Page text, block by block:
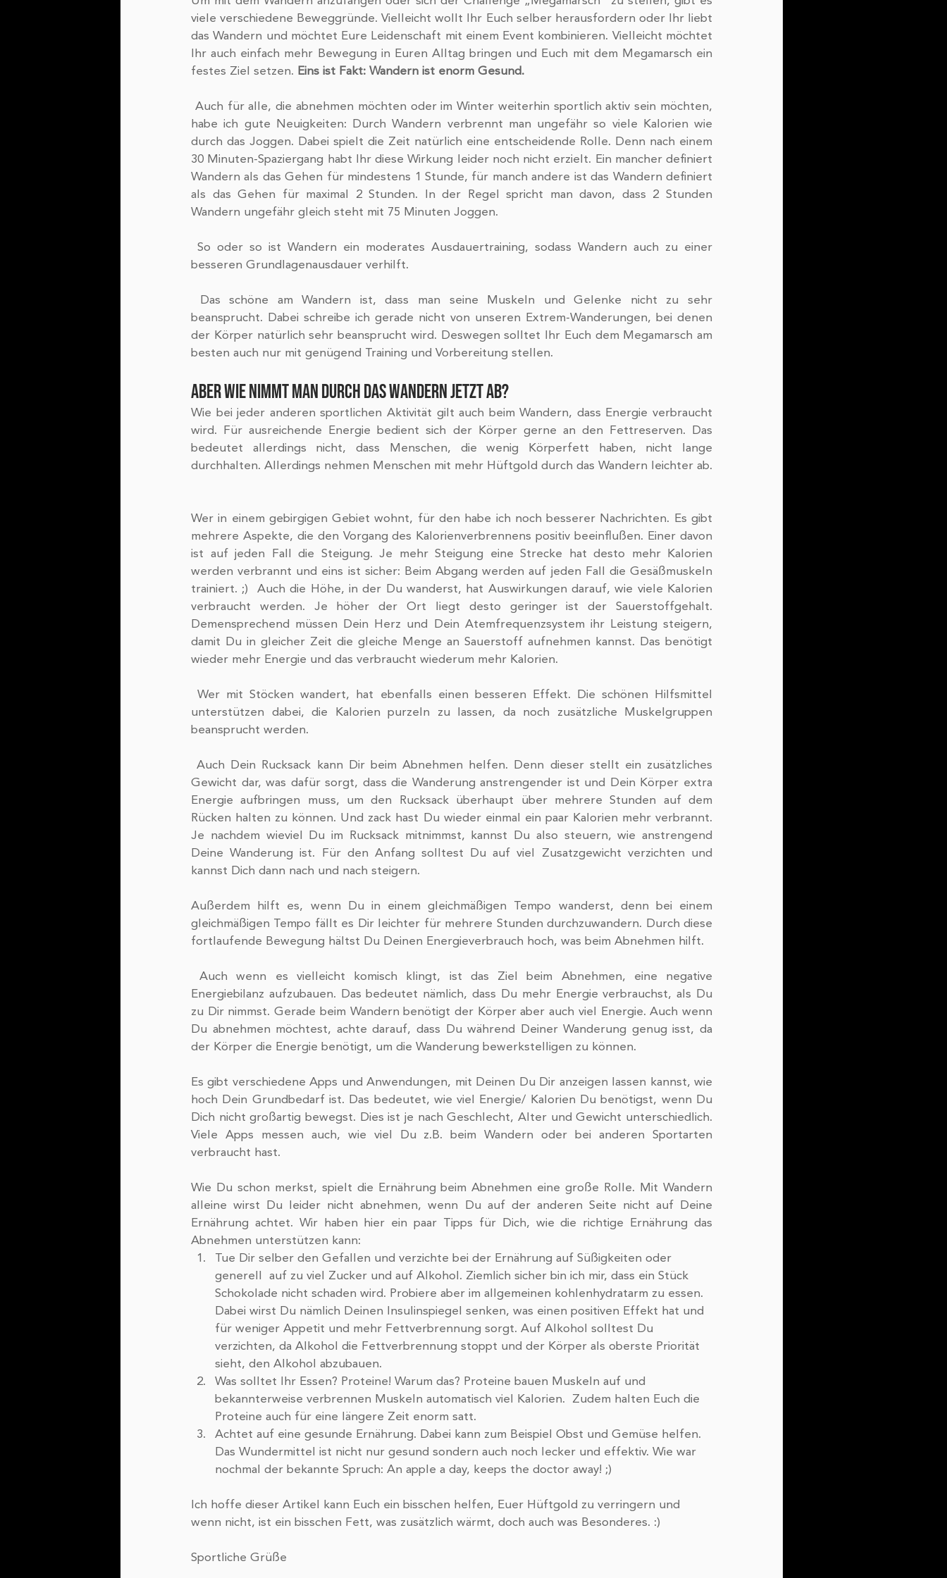
viele verschiedene Beweggründe. Vielleicht wollt Ihr Euch selber herausfordern oder Ihr liebt
das Wandern und möchtet Eure Leidenschaft mit einem Event kombinieren. Vielleicht möchtet
Ihr auch einfach mehr Bewegung in Euren Alltag bringen und Euch mit dem Megamarsch ein
festes Ziel setzen. Eins ist Fakt: Wandern ist enorm Gesund.
habe ich gute Neuigkeiten: Durch Wandern verbrennt man ungefähr so viele Kalorien wie
durch das Joggen. Dabei spielt die Zeit natürlich eine entscheidende Rolle. Denn nach einem
30 Minuten-Spaziergang habt Ihr diese Wirkung leider noch nicht erzielt. Ein mancher definiert
Wandern als das Gehen für mindestens 1 Stunde, für manch andere ist das Wandern definiert
als das Gehen für maximal 2 Stunden. In der Regel spricht man davon, dass 2 Stunden
Wandern ungefähr gleich steht mit 75 Minuten Joggen.
besseren Grundlagenausdauer verhilft.
beansprucht. Dabei schreibe ich gerade nicht von unseren Extrem-Wanderungen, bei denen
der Körper natürlich sehr beansprucht wird. Deswegen solltet Ihr Euch dem Megamarsch am
besten auch nur mit genügend Training und Vorbereitung stellen.
ABER WIE NIMMT MAN DURCH DAS WANDERN JETZT AB?
Wie bei jeder anderen sportlichen Aktivität gilt auch beim Wandern, dass Energie verbraucht
wird. Für ausreichende Energie bedient sich der Körper gerne an den Fettreserven. Das
bedeutet allerdings nicht, dass Menschen, die wenig Körperfett haben, nicht lange
durchhalten. Allerdings nehmen Menschen mit mehr Hüftgold durch das Wandern leichter ab.
Wer in einem gebirgigen Gebiet wohnt, für den habe ich noch besserer Nachrichten. Es gibt
mehrere Aspekte, die den Vorgang des Kalorienverbrennens positiv beeinflußen. Einer davon
ist auf jeden Fall die Steigung. Je mehr Steigung eine Strecke hat desto mehr Kalorien
werden verbrannt und eins ist sicher: Beim Abgang werden auf jeden Fall die Gesäßmuskeln
trainiert. ;)  Auch die Höhe, in der Du wanderst, hat Auswirkungen darauf, wie viele Kalorien
verbraucht werden. Je höher der Ort liegt desto geringer ist der Sauerstoffgehalt.
Demensprechend müssen Dein Herz und Dein Atemfrequenzsystem ihr Leistung steigern,
damit Du in gleicher Zeit die gleiche Menge an Sauerstoff aufnehmen kannst. Das benötigt
wieder mehr Energie und das verbraucht wiederum mehr Kalorien.
Wer mit Stöcken wandert, hat ebenfalls einen besseren Effekt. Die schönen Hilfsmittel
unterstützen dabei, die Kalorien purzeln zu lassen, da noch zusätzliche Muskelgruppen
beansprucht werden.
Auch Dein Rucksack kann Dir beim Abnehmen helfen. Denn dieser stellt ein zusätzliches
Gewicht dar, was dafür sorgt, dass die Wanderung anstrengender ist und Dein Körper extra
Energie aufbringen muss, um den Rucksack überhaupt über mehrere Stunden auf dem
Rücken halten zu können. Und zack hast Du wieder einmal ein paar Kalorien mehr verbrannt.
Je nachdem wieviel Du im Rucksack mitnimmst, kannst Du also steuern, wie anstrengend
Deine Wanderung ist. Für den Anfang solltest Du auf viel Zusatzgewicht verzichten und
kannst Dich dann nach und nach steigern.
Außerdem hilft es, wenn Du in einem gleichmäßigen Tempo wanderst, denn bei einem
gleichmäßigen Tempo fällt es Dir leichter für mehrere Stunden durchzuwandern. Durch diese
fortlaufende Bewegung hältst Du Deinen Energieverbrauch hoch, was beim Abnehmen hilft.
Auch wenn es vielleicht komisch klingt, ist das Ziel beim Abnehmen, eine negative
Energiebilanz aufzubauen. Das bedeutet nämlich, dass Du mehr Energie verbrauchst, als Du
zu Dir nimmst. Gerade beim Wandern benötigt der Körper aber auch viel Energie. Auch wenn
Du abnehmen möchtest, achte darauf, dass Du während Deiner Wanderung genug isst, da
der Körper die Energie benötigt, um die Wanderung bewerkstelligen zu können.
Es gibt verschiedene Apps und Anwendungen, mit Deinen Du Dir anzeigen lassen kannst, wie
hoch Dein Grundbedarf ist. Das bedeutet, wie viel Energie/ Kalorien Du benötigst, wenn Du
Dich nicht großartig bewegst. Dies ist je nach Geschlecht, Alter und Gewicht unterschiedlich.
Viele Apps messen auch, wie viel Du z.B. beim Wandern oder bei anderen Sportarten
verbraucht hast.
Wie Du schon merkst, spielt die Ernährung beim Abnehmen eine große Rolle. Mit Wandern
alleine wirst Du leider nicht abnehmen, wenn Du auf der anderen Seite nicht auf Deine
Ernährung achtet. Wir haben hier ein paar Tipps für Dich, wie die richtige Ernährung das
Abnehmen unterstützen kann:
Tue Dir selber den Gefallen und verzichte bei der Ernährung auf Süßigkeiten oder
generell  auf zu viel Zucker und auf Alkohol. Ziemlich sicher bin ich mir, dass ein Stück
Schokolade nicht schaden wird. Probiere aber im allgemeinen kohlenhydratarm zu essen.
Dabei wirst Du nämlich Deinen Insulinspiegel senken, was einen positiven Effekt hat und
für weniger Appetit und mehr Fettverbrennung sorgt. Auf Alkohol solltest Du
verzichten, da Alkohol die Fettverbrennung stoppt und der Körper als oberste Priorität
sieht, den Alkohol abzubauen.
Was solltet Ihr Essen? Proteine! Warum das? Proteine bauen Muskeln auf und
bekannterweise verbrennen Muskeln automatisch viel Kalorien.  Zudem halten Euch die
Proteine auch für eine längere Zeit enorm satt.
Achtet auf eine gesunde Ernährung. Dabei kann zum Beispiel Obst und Gemüse helfen.
Das Wundermittel ist nicht nur gesund sondern auch noch lecker und effektiv. Wie war
nochmal der bekannte Spruch: An apple a day, keeps the doctor away! ;)
Ich hoffe dieser Artikel kann Euch ein bisschen helfen, Euer Hüftgold zu verringern und
wenn nicht, ist ein bisschen Fett, was zusätzlich wärmt, doch auch was Besonderes. :)
Sportliche Grüße